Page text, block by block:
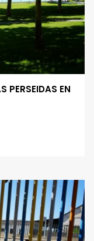
PERSEIDAS EN